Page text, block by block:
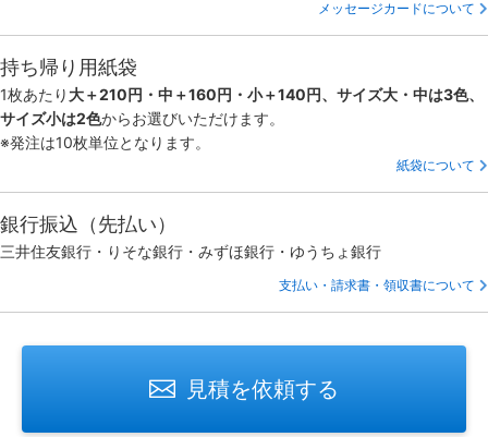
メッセージカードについて
持ち帰り用紙袋
1枚あたり 大＋210円・中＋160円・小＋140円、サイズ大・中は3色、
サイズ小は2色からお選びいただけます。
※発注は10枚単位となります。
紙袋について
銀行振込（先払い）
三井住友銀行・りそな銀行・みずほ銀行・ゆうちょ銀行
支払い・請求書・領収書について
見積を依頼する